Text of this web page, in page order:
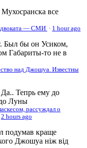
все
— СМИ · 1 hour ago
Был бы он Усиком,
Габариты-то не в
над Джошуа. Известны
Тепрь ему до
Луны
рассуждал о
2 hours ago
подумав краще
Джошуа ніж від